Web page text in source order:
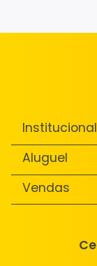
Institucional
Aluguel
Vendas